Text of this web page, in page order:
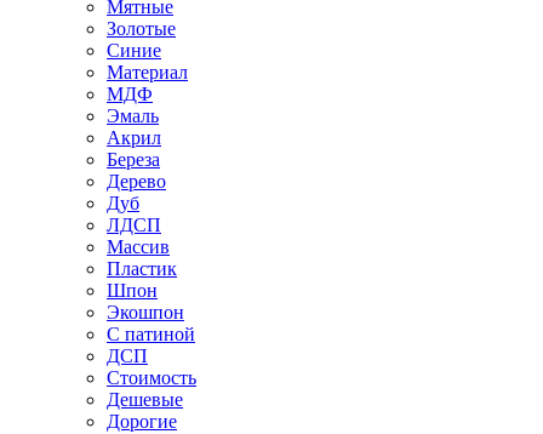
Мятные
Золотые
Синие
Материал
МДФ
Эмаль
Акрил
Береза
Дерево
Дуб
ЛДСП
Массив
Пластик
Шпон
Экошпон
С патиной
ДСП
Стоимость
Дешевые
Дорогие